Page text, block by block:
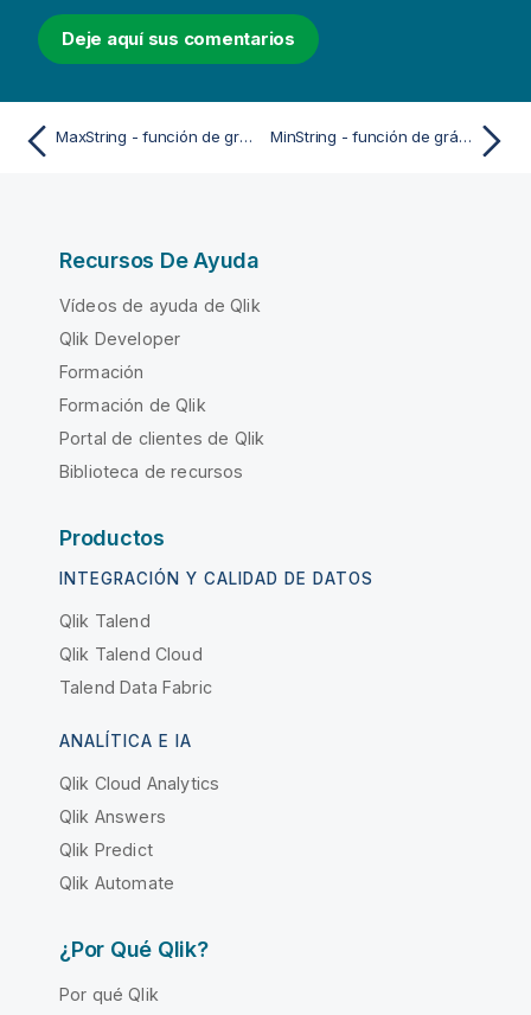
Deje aquí sus comentarios
MaxString - función de gráfico MinString - función de gráfico
Recursos De Ayuda
Vídeos de ayuda de Qlik
Qlik Developer
Formación
Formación de Qlik
Portal de clientes de Qlik
Biblioteca de recursos
Productos
INTEGRACIÓN Y CALIDAD DE DATOS
Qlik Talend
Qlik Talend Cloud
Talend Data Fabric
ANALÍTICA E IA
Qlik Cloud Analytics
Qlik Answers
Qlik Predict
Qlik Automate
¿Por Qué Qlik?
Por qué Qlik